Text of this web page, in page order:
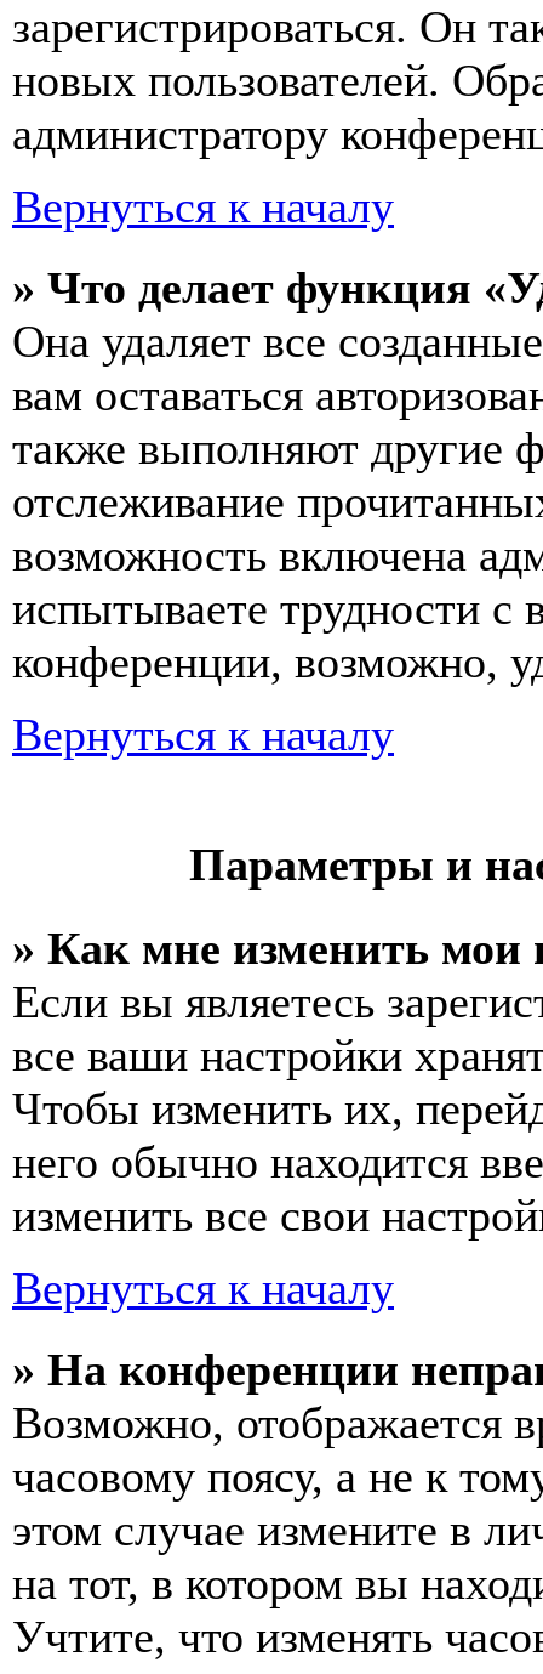
зарегистрироваться. Он
новых пользователей.
администратору
Вернуться к началу
» Что делает функция
Она удаляет все
вам оставаться
также выполняют другие
отслеживание
возможность включена
испытываете трудности с
конференции, возможно,
Вернуться к началу
Параметры и
» Как мне изменить мои
Если вы являетесь
все ваши настройки
Чтобы изменить их,
него обычно находится
изменить все свои
Вернуться к началу
» На конференции
Возможно, отображается
часовому поясу, а не к
этом случае измените в
на тот, в котором вы
Учтите, что изменять